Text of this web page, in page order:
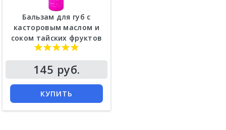
Бальзам для губ с
касторовым маслом и
соком тайских фруктов
145 руб.
КУПИТЬ